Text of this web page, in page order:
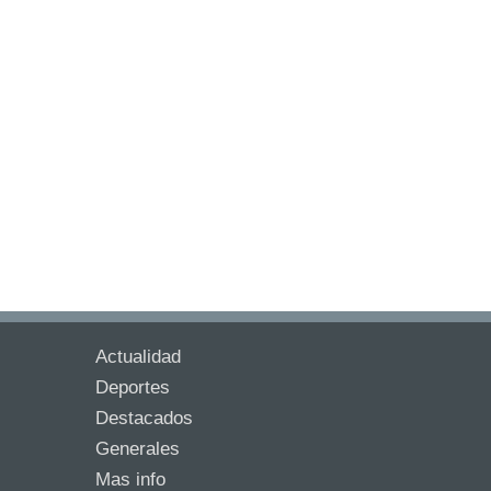
Actualidad
Deportes
Destacados
Generales
Mas info